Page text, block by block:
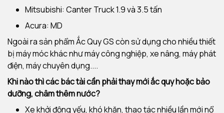
Mitsubishi: Canter Truck 1.9 và 3.5 tấn
Acura: MD
Ngoài ra sản phẩm Ắc Quy GS còn sử dụng cho nhiều thiết
bị máy móc khác như máy công nghiệp, xe nâng, máy phát
điện, máy chuyên dụng....
Khi nào thì các bác tài cần phải thay mới ắc quy hoặc bảo
dưỡng, châm thêm nước?
Xe khởi động yếu, khó khăn, thao tác nhiều lần mới nổ